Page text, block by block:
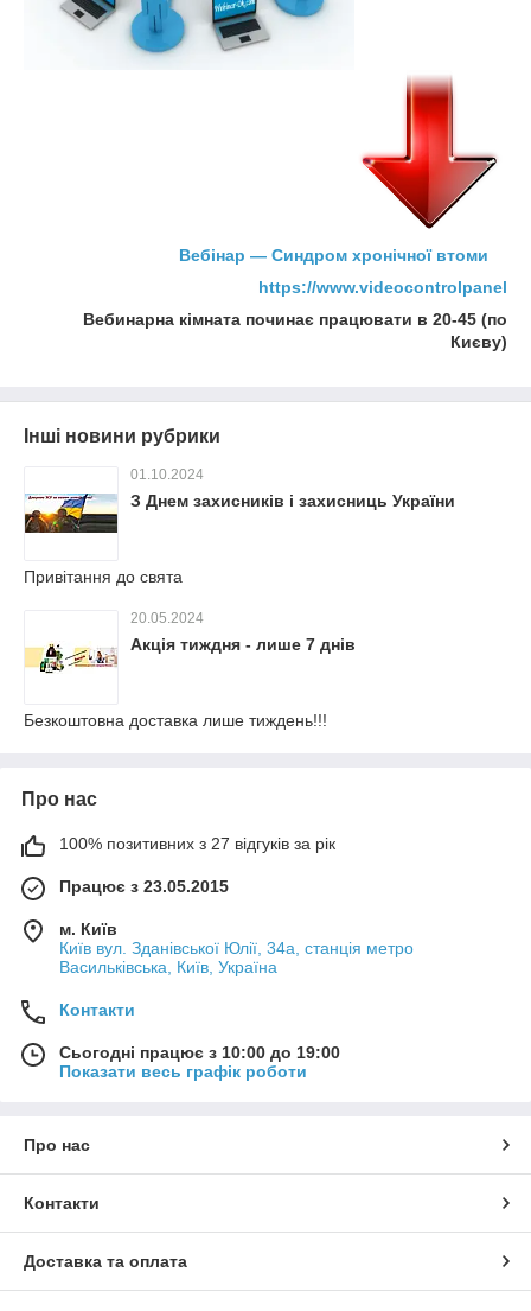
Вебінар ― Синдром хронічної втоми
https://www.videocontrolpanel
Вебинарна кімната починає працювати в 20-45 (по
Києву)
Інші новини рубрики
01.10.2024
З Днем захисників і захисниць України
Привітання до свята
20.05.2024
Акція тиждня - лише 7 днів
Безкоштовна доставка лише тиждень!!!
Про нас
100% позитивних з 27 відгуків за рік
Працює з 23.05.2015
м. Київ
Київ вул. Зданівської Юлії, 34а, станція метро
Васильківська, Київ, Україна
Контакти
Сьогодні працює з 10:00 до 19:00
Показати весь графік роботи
Про нас
Контакти
Доставка та оплата